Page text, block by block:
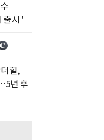
출시"
힐,
년 후